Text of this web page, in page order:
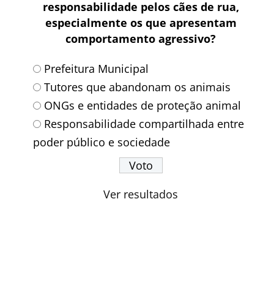
responsabilidade pelos cães de rua,
especialmente os que apresentam
comportamento agressivo?
Prefeitura Municipal
Tutores que abandonam os animais
ONGs e entidades de proteção animal
Responsabilidade compartilhada entre
poder público e sociedade
Ver resultados